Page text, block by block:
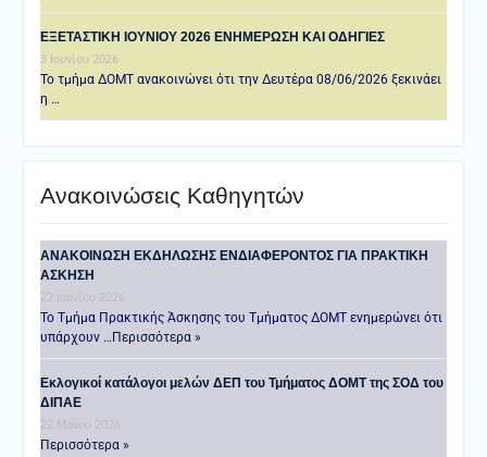
ΕΞΕΤΑΣΤΙΚΗ IOYNIOY 2026 ΕΝΗΜΕΡΩΣΗ ΚΑΙ ΟΔΗΓΙΕΣ
3 Ιουνίου 2026
Το τμήμα ΔΟΜΤ ανακοινώνει ότι την Δευτέρα 08/06/2026 ξεκινάει
η …
Ανακοινώσεις Καθηγητών
ANAKOINΩΣΗ ΕΚΔΗΛΩΣΗΣ ΕΝΔΙΑΦΕΡΟΝΤΟΣ ΓΙΑ ΠΡΑΚΤΙΚΗ
ΑΣΚΗΣΗ
22 Ιουνίου 2026
Το Τμήμα Πρακτικής Άσκησης του Τμήματος ΔΟΜΤ ενημερώνει ότι
υπάρχουν …Περισσότερα »
Εκλογικοί κατάλογοι μελών ΔΕΠ του Τμήματος ΔΟΜΤ της ΣΟΔ του
ΔΙΠΑΕ
22 Μαΐου 2026
Περισσότερα »